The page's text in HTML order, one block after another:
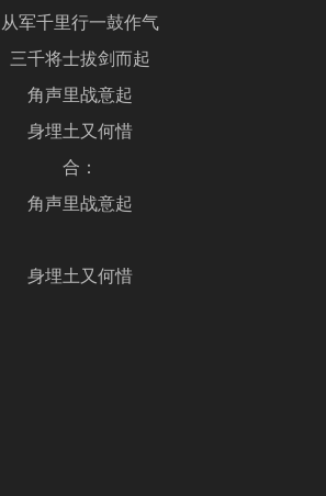
从军千里行一鼓作气
三千将士拔剑而起
角声里战意起
身埋土又何惜
合：
角声里战意起
身埋土又何惜